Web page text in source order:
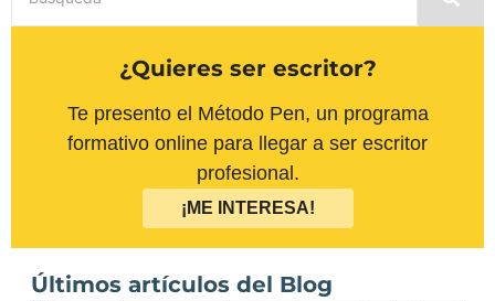
¿Quieres ser escritor?
Te presento el Método Pen, un programa
formativo online para llegar a ser escritor
profesional.
¡ME INTERESA!
Últimos artículos del Blog